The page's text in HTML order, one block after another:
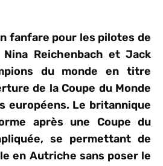
fanfare pour les pilotes de
Reichenbach et Jack
du monde en titre
de la Coupe du Monde
européens. Le britannique
après une Coupe du
se permettant de
en Autriche sans poser le